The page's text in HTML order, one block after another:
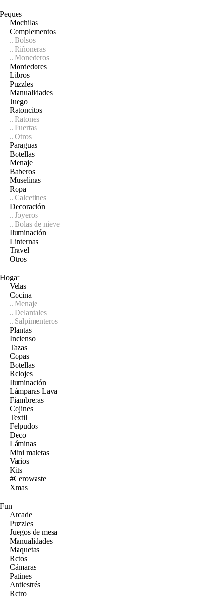
Peques
Mochilas
Complementos
Bolsos
Riñoneras
Monederos
Mordedores
Libros
Puzzles
Manualidades
Juego
Ratoncitos
Ratones
Puertas
Otros
Paraguas
Botellas
Menaje
Baberos
Muselinas
Ropa
Calcetines
Decoración
Joyeros
Bolas de nieve
Iluminación
Linternas
Travel
Otros
Hogar
Velas
Cocina
Menaje
Delantales
Salpimenteros
Plantas
Incienso
Tazas
Copas
Botellas
Relojes
Iluminación
Lámparas Lava
Fiambreras
Cojines
Textil
Felpudos
Deco
Láminas
Mini maletas
Varios
Kits
#Cerowaste
Xmas
Fun
Arcade
Puzzles
Juegos de mesa
Manualidades
Maquetas
Retos
Cámaras
Patines
Antiestrés
Retro